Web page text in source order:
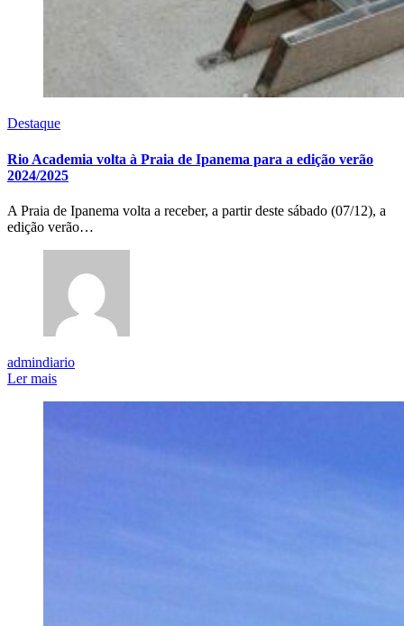
Destaque
Rio Academia volta à Praia de Ipanema para a edição verão
2024/2025
A Praia de Ipanema volta a receber, a partir deste sábado (07/12), a
edição verão…
admindiario
Ler mais